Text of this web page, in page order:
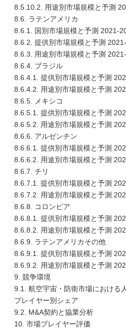
8.5.10.2. 用途別市場規模と予測
8.6. ラテンアメリカ
8.6.1. 国別市場規模と予測 2021-
8.6.2. 提供別市場規模と予測
8.6.3. 用途別市場規模と予測
8.6.4. ブラジル
8.6.4.1. 提供別市場規模と予測
8.6.4.2. 用途別市場規模と予測
8.6.5. メキシコ
8.6.5.1. 提供別市場規模と予測
8.6.5.2. 用途別市場規模と予測
8.6.6. アルゼンチン
8.6.6.1. 提供別市場規模と予測
8.6.6.2. 用途別市場規模と予測
8.6.7. チリ
8.6.7.1. 提供別市場規模と予測
8.6.7.2. 用途別市場規模と予測
8.6.8. コロンビア
8.6.8.1. 提供別市場規模と予測
8.6.8.2. 用途別市場規模と予測
8.6.9. ラテンアメリカその他
8.6.9.1. 提供別市場規模と予測
8.6.9.2. 用途別市場規模と予測
9. 競争環境
9.1. 航空宇宙・防衛市場における
プレイヤー別シェア
9.2. M&A契約と協業分析
10. 市場プレイヤー評価